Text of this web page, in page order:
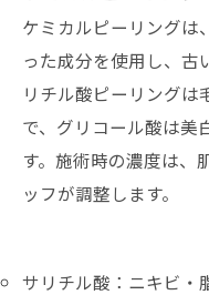
ケミカルピーリングは
った成分を使用し、古
リチル酸ピーリングは
で、グリコール酸は美
す。施術時の濃度は、
ッフが調整します。
サリチル酸：ニキビ・